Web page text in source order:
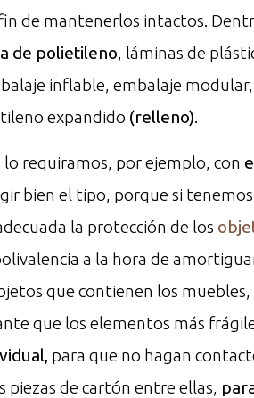
de mantenerlos intactos.
de polietileno, láminas de
inflable, embalaje modular,
expandido (relleno).
requiramos, por ejemplo, con
bien el tipo, porque si tenemos
la protección de los
a la hora de
que contienen los muebles,
que los elementos más
para que no hagan
piezas de cartón entre ellas,